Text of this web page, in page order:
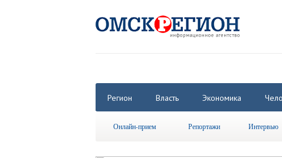
Регион Власть Экономика
Онлайн-прием Репортажи Интервью